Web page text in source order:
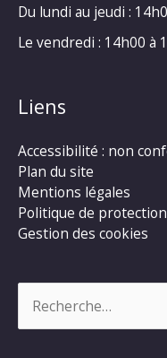
Du lundi au jeudi :
Le vendredi : 14h00 à
Liens
Accessibilité : non
Plan du site
Mentions légales
Politique de
Gestion des cookies